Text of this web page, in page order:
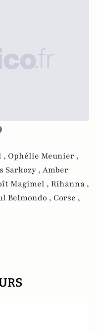
, Ophélie Meunier ,
Sarkozy , Amber
Magimel , Rihanna ,
Belmondo , Corse ,